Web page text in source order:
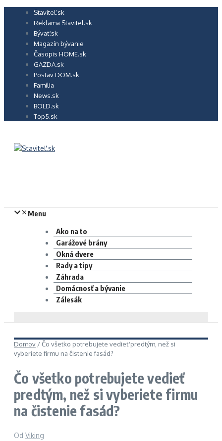
Preskočiť
Staviteľ.sk
Reklama Stavitel.sk
Bývať.sk
Magazín bývanie
Časopis HOME.sk
GAZDA.sk
Postav DOM.sk
Família
News.sk
BOLD.sk
Top5.sk
Menu
Ako na to
Garážové brány
Okná dvere
Rady a tipy
Záhrada
Domácnosť a bývanie
Zálesák
Domov /Čo všetko potrebujete vedieť predtým, než si
vyberiete firmu na čistenie fasád?
Čo všetko potrebujete vedieť
predtým, než si vyberiete firmu
na čistenie fasád?
Od Viking